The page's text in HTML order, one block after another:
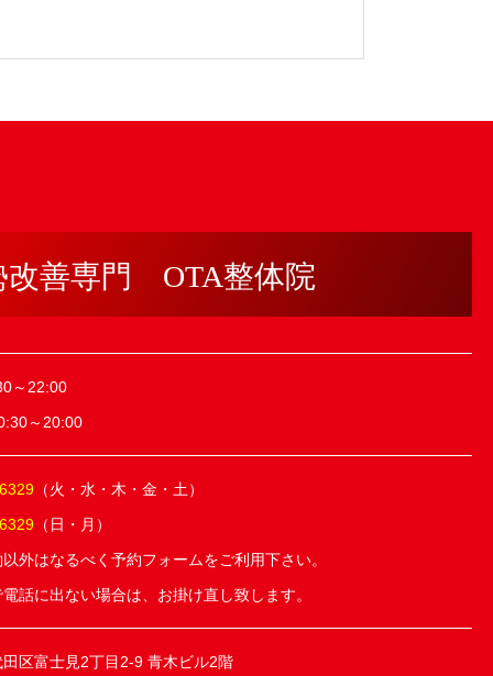
改善専門 OTA整体院
～22:00
～20:00
（火・水・木・金・土）
（日・月）
外はなるべく予約フォームをご利用下さい。
話に出ない場合は、お掛け直し致します。
区富士見2丁目2-9 青木ビル2階